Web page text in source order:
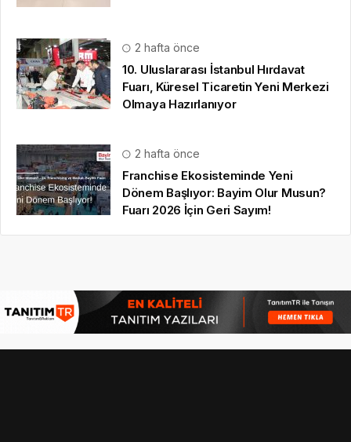
2 hafta önce
10. Uluslararası İstanbul Hırdavat
Fuarı, Küresel Ticaretin Yeni Merkezi
Olmaya Hazırlanıyor
2 hafta önce
Franchise Ekosisteminde Yeni
Dönem Başlıyor: Bayim Olur Musun?
Fuarı 2026 İçin Geri Sayım!